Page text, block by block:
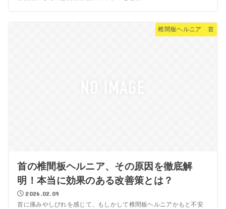
椎間板ヘルニア 首
首の椎間板ヘルニア、その原因を徹底解
明！本当に効果のある改善策とは？
2026.02.09
首に痛みやしびれを感じて、もしかして椎間板ヘルニアかもと不安